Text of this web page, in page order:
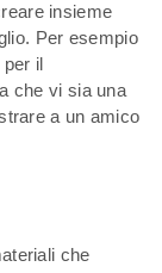
insieme
Per esempio
per il
che vi sia una
a un amico
che